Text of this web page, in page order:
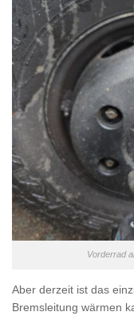
Vorderrad
Aber derzeit ist das
Bremsleitung wärmen